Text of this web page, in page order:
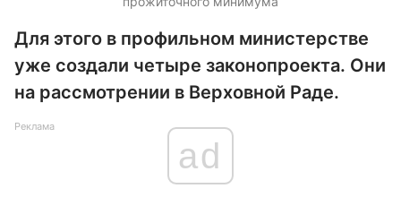
Для этого в профильном министерстве
уже создали четыре законопроекта. Они
на рассмотрении в Верховной Раде.
Реклама
ad